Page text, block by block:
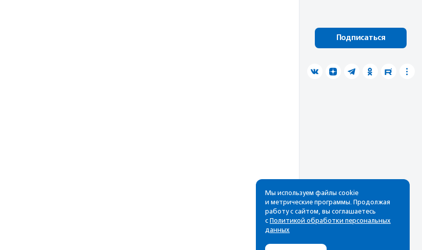
Подписаться
Мы используем файлы cookie
и метрические программы. Продолжая
работу с сайтом, вы соглашаетесь
с Политикой обработки персональных
данных